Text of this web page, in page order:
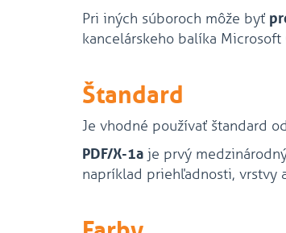
Pri iných súboroch môže byť
kancelárskeho balíka
Štandard
Je vhodné používať štandard
PDF/X-1a je prvý
napríklad priehľadnosti, vrstvy